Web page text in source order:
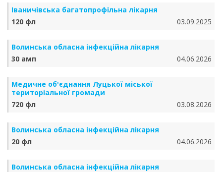
Іваничівська багатопрофільна лікарня
120 фл
03.09.2025
Волинська обласна інфекційна лікарня
30 амп
04.06.2026
Медичне об'єднання Луцької міської
територіальної громади
720 фл
03.08.2026
Волинська обласна інфекційна лікарня
20 фл
04.06.2026
Волинська обласна інфекційна лікарня